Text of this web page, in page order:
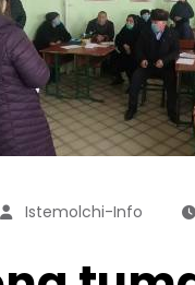
Istemolchi-Info